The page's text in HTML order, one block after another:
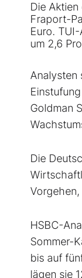
Die
Fraport-
Euro.
um 2,6
Analysten
Goldman
Die
HSBC-
Sommer-
bis auf
lägen sie